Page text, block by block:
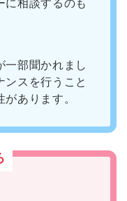
に相談するのも
一部聞かれまし
ンスを行うこと
あります。